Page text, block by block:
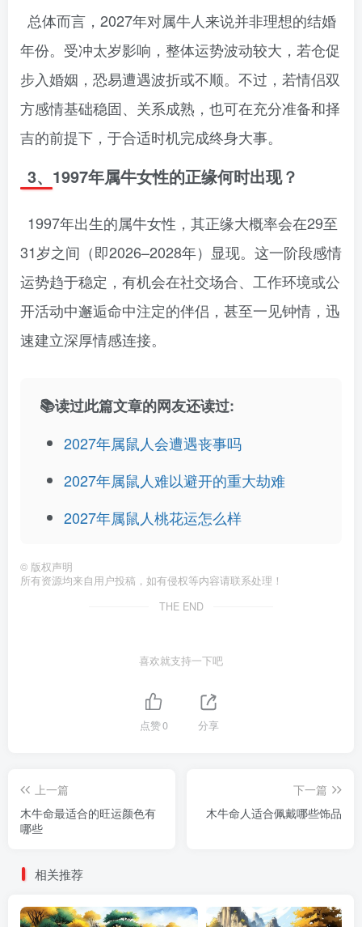
总体而言，2027年对属牛人来说并非理想的结婚
年份。受冲太岁影响，整体运势波动较大，若仓促
步入婚姻，恐易遭遇波折或不顺。不过，若情侣双
方感情基础稳固、关系成熟，也可在充分准备和择
吉的前提下，于合适时机完成终身大事。
3、1997年属牛女性的正缘何时出现？
1997年出生的属牛女性，其正缘大概率会在29至
31岁之间（即2026–2028年）显现。这一阶段感情
运势趋于稳定，有机会在社交场合、工作环境或公
开活动中邂逅命中注定的伴侣，甚至一见钟情，迅
速建立深厚情感连接。
📚读过此篇文章的网友还读过:
2027年属鼠人会遭遇丧事吗
2027年属鼠人难以避开的重大劫难
2027年属鼠人桃花运怎么样
© 版权声明
所有资源均来自用户投稿，如有侵权等内容请联系处理！
THE END
喜欢就支持一下吧
点赞0 分享
上一篇
木牛命最适合的旺运颜色有
哪些
下一篇
木牛命人适合佩戴哪些饰品
相关推荐